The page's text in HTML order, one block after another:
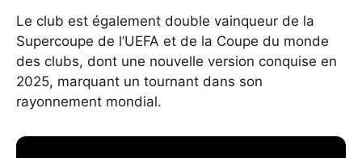
Le club est également double vainqueur de la
Supercoupe de l’UEFA et de la Coupe du monde
des clubs, dont une nouvelle version conquise en
2025, marquant un tournant dans son
rayonnement mondial.